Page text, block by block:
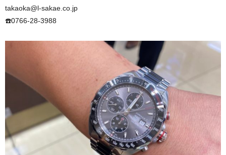
takaoka@l-sakae.co.jp
☎️0766-28-3988